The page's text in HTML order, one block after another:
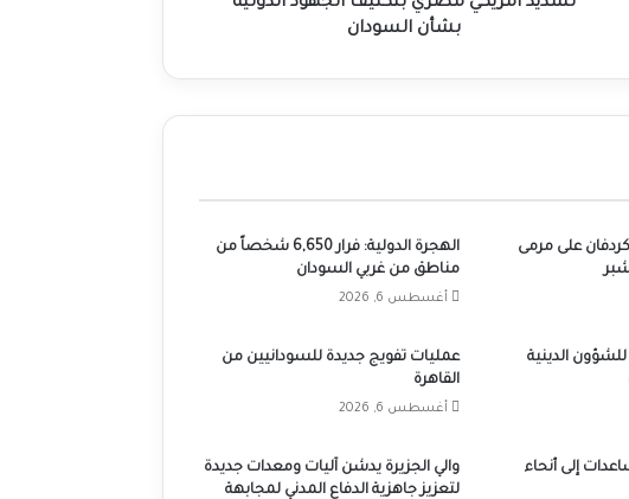
بشأن السودان
كردفان على مرمى
الهجرة الدولية: فرار 6,650 شخصاً من
مناطق من غربي السودان
أغسطس 6, 2026
الدينية
عمليات تفويج جديدة للسودانيين من
القاهرة
أغسطس 6, 2026
مساعدات إلى أنحاء
والي الجزيرة يدشن آليات ومعدات جديدة
لتعزيز جاهزية الدفاع المدني لمجابهة